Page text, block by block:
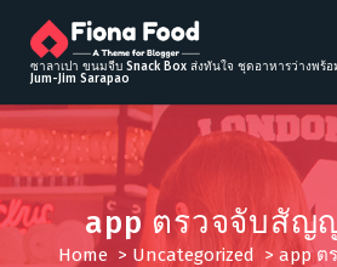
t
o
c
o
n
ซาลาเปา ขนมจีบ Snack Box ส่งทันใจ ชุดอาหารว่างพร้อ
Jum-Jim Sarapao
app ตรวจจับสัญ
Home > Uncategorized > app ต